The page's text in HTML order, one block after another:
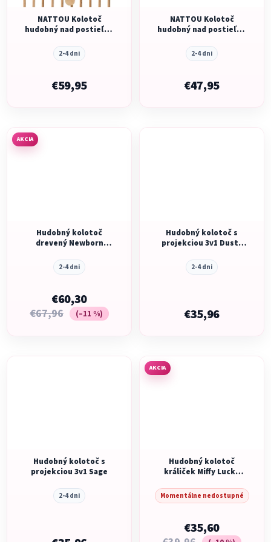
NATTOU Kolotoč
hudobný nad postieľku
2-4 dni
€59,95
NATTOU Kolotoč
hudobný nad postieľku
2-4 dni
€47,95
AKCIA
Hudobný kolotoč
drevený Newborn
2-4 dni
€60,30
€67,96 (–11 %)
Hudobný kolotoč s
projekciou 3v1 Dusty
2-4 dni
€35,96
Hudobný kolotoč s
projekciou 3v1 Sage
2-4 dni
AKCIA
Hudobný kolotoč
králiček Miffy Lucky
Momentálne nedostupné
€35,60